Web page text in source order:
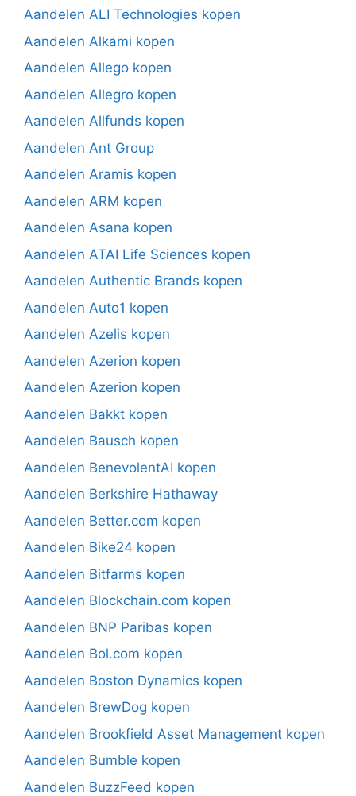
Aandelen ALI Technologies kopen
Aandelen Alkami kopen
Aandelen Allego kopen
Aandelen Allegro kopen
Aandelen Allfunds kopen
Aandelen Ant Group
Aandelen Aramis kopen
Aandelen ARM kopen
Aandelen Asana kopen
Aandelen ATAI Life Sciences kopen
Aandelen Authentic Brands kopen
Aandelen Auto1 kopen
Aandelen Azelis kopen
Aandelen Azerion kopen
Aandelen Azerion kopen
Aandelen Bakkt kopen
Aandelen Bausch kopen
Aandelen BenevolentAI kopen
Aandelen Berkshire Hathaway
Aandelen Better.com kopen
Aandelen Bike24 kopen
Aandelen Bitfarms kopen
Aandelen Blockchain.com kopen
Aandelen BNP Paribas kopen
Aandelen Bol.com kopen
Aandelen Boston Dynamics kopen
Aandelen BrewDog kopen
Aandelen Brookfield Asset Management kopen
Aandelen Bumble kopen
Aandelen BuzzFeed kopen